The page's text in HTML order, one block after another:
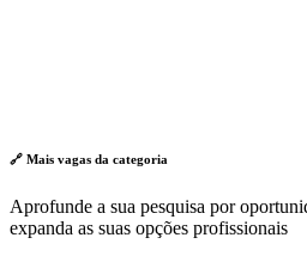
🔗 Mais vagas da categoria
Aprofunde a sua pesquisa por
expanda as suas opções profissionais